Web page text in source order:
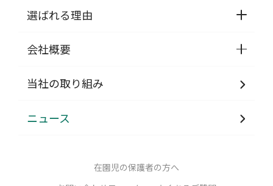
選ばれる理由
会社概要
当社の取り組み
ニュース
在園児の保護者の方へ